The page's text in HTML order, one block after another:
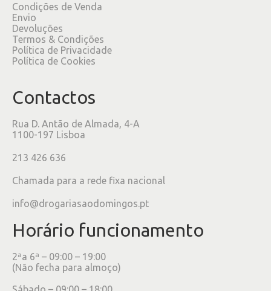
Condições de Venda
Envio
Devoluções
Termos & Condições
Política de Privacidade
Política de Cookies
Contactos
Rua D. Antão de Almada, 4-A
1100-197 Lisboa
213 426 636
Chamada para a rede fixa nacional
info@drogariasaodomingos.pt
Horário funcionamento
2ªa 6ª – 09:00 – 19:00
(Não fecha para almoço)